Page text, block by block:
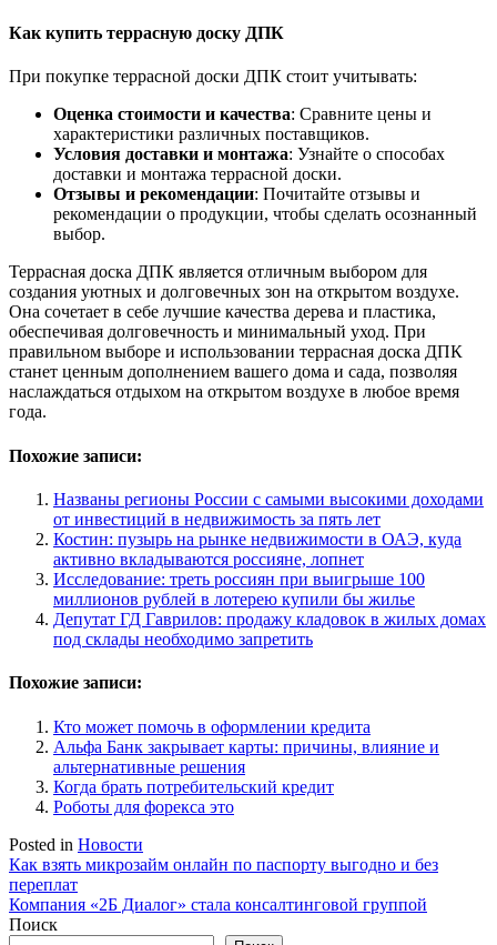
Как купить террасную доску ДПК
При покупке террасной доски ДПК стоит учитывать:
Оценка стоимости и качества: Сравните цены и
характеристики различных поставщиков.
Условия доставки и монтажа: Узнайте о способах
доставки и монтажа террасной доски.
Отзывы и рекомендации: Почитайте отзывы и
рекомендации о продукции, чтобы сделать осознанный
выбор.
Террасная доска ДПК является отличным выбором для
создания уютных и долговечных зон на открытом воздухе.
Она сочетает в себе лучшие качества дерева и пластика,
обеспечивая долговечность и минимальный уход. При
правильном выборе и использовании террасная доска ДПК
станет ценным дополнением вашего дома и сада, позволяя
наслаждаться отдыхом на открытом воздухе в любое время
года.
Похожие записи:
Названы регионы России с самыми высокими доходами
от инвестиций в недвижимость за пять лет
Костин: пузырь на рынке недвижимости в ОАЭ, куда
активно вкладываются россияне, лопнет
Исследование: треть россиян при выигрыше 100
миллионов рублей в лотерею купили бы жилье
Депутат ГД Гаврилов: продажу кладовок в жилых домах
под склады необходимо запретить
Похожие записи:
Кто может помочь в оформлении кредита
Альфа Банк закрывает карты: причины, влияние и
альтернативные решения
Когда брать потребительский кредит
Роботы для форекса это
Posted in Новости
Навигация
по
записям
Как взять микрозайм онлайн по паспорту выгодно и без
переплат
Компания «2Б Диалог» стала консалтинговой группой
Поиск